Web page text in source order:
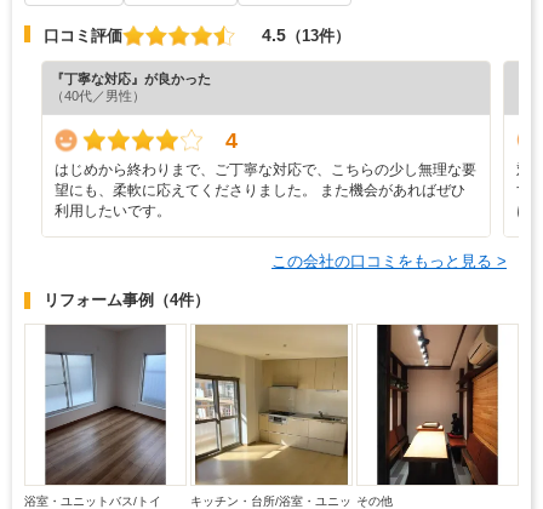
口コミ評価 4.5 （13件）
『丁寧な対応』が良かった
（40代／男性）
4
はじめから終わりまで、ご丁寧な対応で、こちらの少し無理な要
望にも、柔軟に応えてくださりました。 また機会があればぜひ
利用したいです。
対
す
に
この会社の口コミをもっと見る >
リフォーム事例 （4件）
浴室・ユニットバス/トイ
キッチン・台所/浴室・ユニッ その他